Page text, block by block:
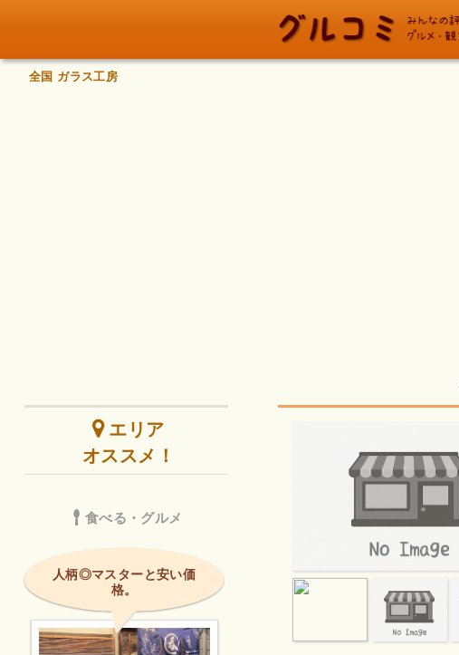
全国 ガラス工房
エリア
オススメ！
食べる・グルメ
人柄◎マスターと安い価
格。